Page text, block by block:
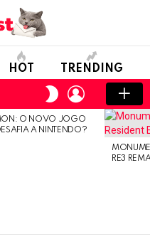
HOT TRENDING
SWITCH
SKIN
LOGIN
O NOVO JOGO
A NINTENDO?
RE3